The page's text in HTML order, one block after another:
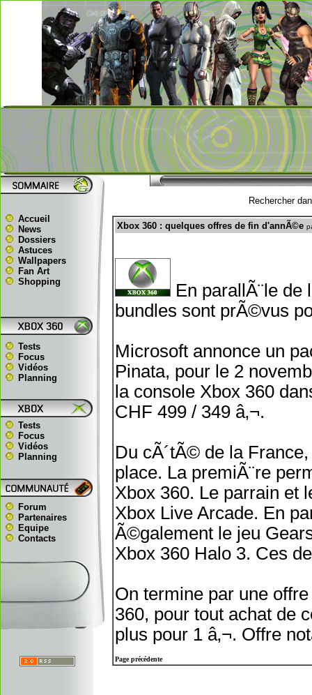
Accueil
News
Dossiers
Astuces
Wallpapers
Fan Art
Shopping
Tests
Focus
Vidéos
Planning
Tests
Focus
Vidéos
Planning
Forum
Partenaires
Equipe
Contacts
Rechercher
Xbox 360 : quelques offres de fin d'annÃ©e
En parallÃ¨le de
bundles sont prÃ©vus
Microsoft annonce un
Pinata, pour le 2
la console Xbox 360
CHF 499 / 349 â‚¬.
Du cÃ´tÃ© de la
place. La premiÃ¨re
Xbox 360. Le parrain et
Xbox Live Arcade. En
Ã©galement le jeu
Xbox 360 Halo 3. Ces
On termine par une
360, pour tout achat de
plus pour 1 â‚¬. Offre
Page précédente